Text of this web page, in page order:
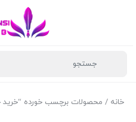
خانه / محصولات برچسب خورده “خرید